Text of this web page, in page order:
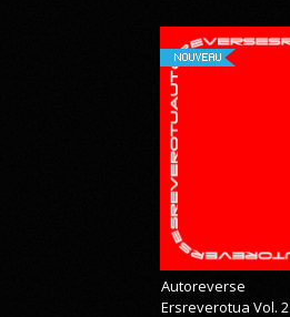
NOUVEAU
Autoreverse
Ersreverotua Vol. 2